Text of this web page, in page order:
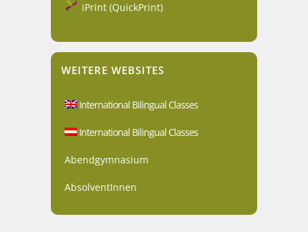
iPrint (QuickPrint)
WEITERE WEBSITES
International Bilingual Classes
International Bilingual Classes
Abendgymnasium
AbsolventInnen